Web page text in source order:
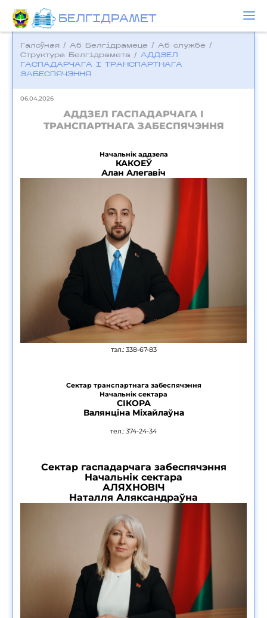
БЕЛГIДРAМЕТ
Галоўная / Аб Белгідрамеце / Аб службе /
Структура Белгідрамета / АДДЗЕЛ
ГАСПАДАРЧАГА І ТРАНСПАРТНАГА
ЗАБЕСПЯЧЭННЯ
06.04.2026
АДДЗЕЛ ГАСПАДАРЧАГА І
ТРАНСПАРТНАГА ЗАБЕСПЯЧЭННЯ
Начальнік аддзела
КАКОЕЎ
Алан Алегавіч
тэл.: 338-67-83
Сектар транспартнага забеспячэння
Начальнік сектара
СІКОРА
Валянціна Міхайлаўна
тел.: 374-24-34
Сектар гаспадарчага забеспячэння
Начальнік сектара
АЛЯХНОВІЧ
Наталля Аляксандраўна